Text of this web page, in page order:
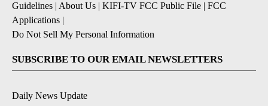
Guidelines | About Us | KIFI-TV FCC Public File | FCC
Applications |
Do Not Sell My Personal Information
SUBSCRIBE TO OUR EMAIL NEWSLETTERS
Daily News Update